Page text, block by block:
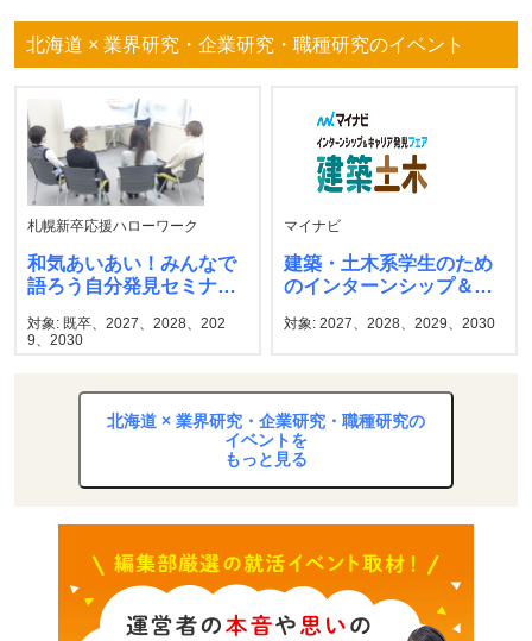
北海道 × 業界研究・企業研究・職種研究のイベント
札幌新卒応援ハローワーク
和気あいあい！みんなで
語ろう自分発見セミナ
ワーク
対象: 既卒、2027、2028、202
9、2030
マイナビ
建築・土木系学生のため
のインターンシップ＆キ
ナビ
対象: 2027、2028、2029、2030
北海道 × 業界研究・企業研究・職種研究の
イベントを
もっと見る